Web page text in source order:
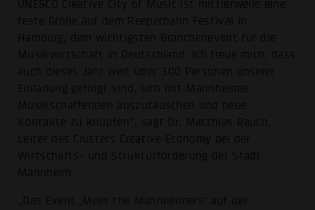
UNESCO Creative City of Music ist mittlerweile eine
feste Größe auf dem Reeperbahn Festival in
Hamburg, dem wichtigsten Branchenevent für die
Musikwirtschaft in Deutschland. Ich freue mich, dass
auch dieses Jahr weit über 300 Personen unserer
Einladung gefolgt sind, sich mit Mannheimer
Musikschaffenden auszutauschen und neue
Kontakte zu knüpfen“, sagt Dr. Matthias Rauch,
Leiter des Clusters Creative Economy bei der
Wirtschafts- und Strukturförderung der Stadt
Mannheim.
„Das Event ‚Meet the Mannheimers‘ auf der